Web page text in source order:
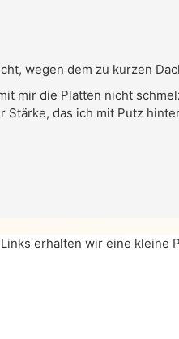
wegen dem zu kurzen
mir die Platten nicht
Stärke, das ich mit Putz
erhalten wir eine kleine